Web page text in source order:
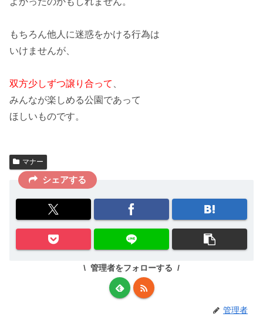
もちろん他人に迷惑をかける行為は
いけませんが、
双方少しずつ譲り合って
みんなが楽しめる公園であって
ほしいものです。
マナー
シェアする
管理者をフォローする
管理者